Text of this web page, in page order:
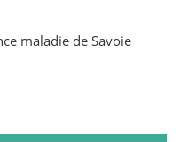
maladie de Savoie